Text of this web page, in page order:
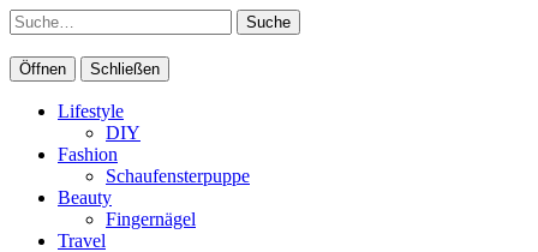
Suche
Öffnen Schließen
Lifestyle
DIY
Fashion
Schaufensterpuppe
Beauty
Fingernägel
Travel